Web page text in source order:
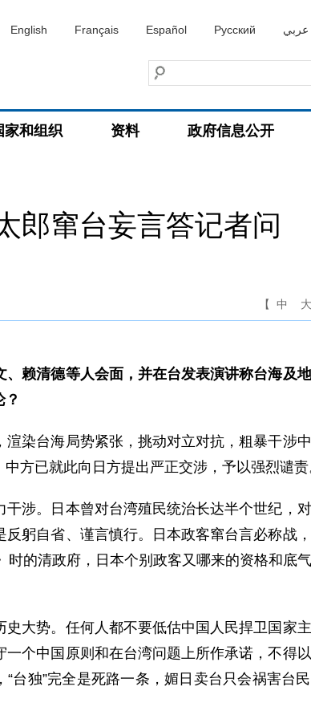
English Français Español Русский عربي
家和组织 资料 政府信息公开
郎窜台妄言答记者问
【 中 大
赖清德等人会面，并在台发表演讲称台海及
染台海局势紧张，挑动对立对抗，粗暴干涉
方已就此向日方提出严正交涉，予以强烈谴责
涉。日本曾对台湾殖民统治长达半个世纪，
躬自省、谨言慎行。日本政客窜台言必称战
的清政府，日本个别政客又哪来的资格和底
大势。任何人都不要低估中国人民捍卫国家
个中国原则和在台湾问题上所作承诺，不得
台独”完全是死路一条，媚日卖台只会祸害台